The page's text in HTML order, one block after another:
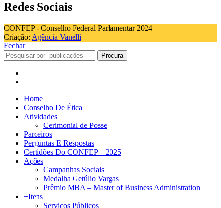
Redes Sociais
CONFEP - Conselho Federal Parlamentar 2024
Criação: Agência Vanelli
Fechar
Procura
Home
Conselho De Ética
Atividades
Cerimonial de Posse
Parceiros
Perguntas E Respostas
Certidões Do CONFEP – 2025
Ações
Campanhas Sociais
Medalha Getúlio Vargas
Prêmio MBA – Master of Business Administration
+Itens
Serviços Públicos